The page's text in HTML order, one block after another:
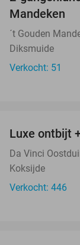
Mandeken
´t Gouden
Diksmuide
Verkocht: 51
Luxe ontbijt
Da Vinci
Koksijde
Verkocht: 446